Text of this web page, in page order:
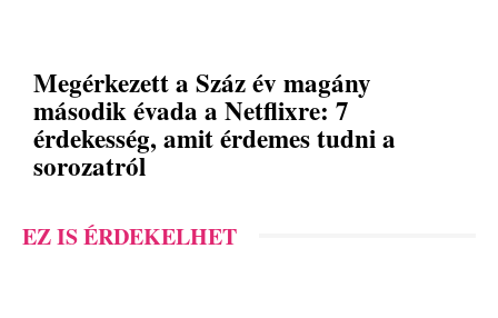
Megérkezett a Száz év magány
második évada a Netflixre: 7
érdekesség, amit érdemes tudni a
sorozatról
EZ IS ÉRDEKELHET